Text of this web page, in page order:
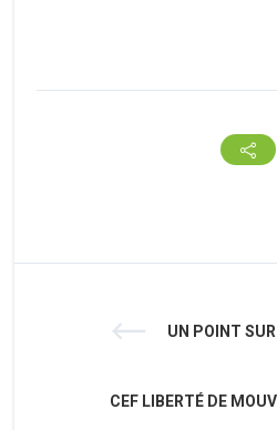
UN POINT
CEF LIBERTÉ DE